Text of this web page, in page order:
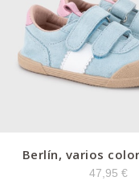
Berlín, varios
47,95€